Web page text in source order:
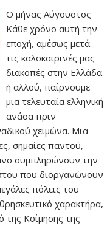
Ο μήνας Αύγουστος
Κάθε χρόνο αυτή την
εποχή, αμέσως μετά
τις καλοκαιρινές μας
διακοπές στην Ελλάδα
ή αλλού, παίρνουμε
μια τελευταία ελληνική
ανάσα πριν
χειμώνα. Μια
σημαίες παντού,
συμπληρώνουν την
που διοργανώνουν
πόλεις του
χαρακτήρα,
Κοίμησης της